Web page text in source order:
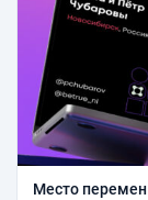
Место